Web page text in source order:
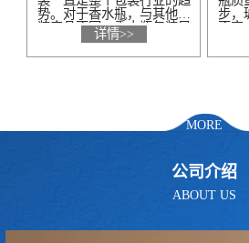
势。对于香水瓶，与其他包
装产品不同，香水瓶包装只
占一小部分。香水瓶包装更
能承载品牌文化和内涵，这
详情>>
步，
不
品
白酒
MORE
公司介绍
ABOUT US